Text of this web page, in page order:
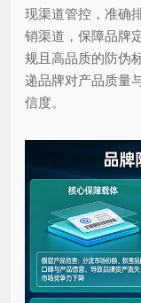
现渠道管控，准确
销渠道，保障品牌
规且高品质的防伪
递品牌对产品质量
信度。